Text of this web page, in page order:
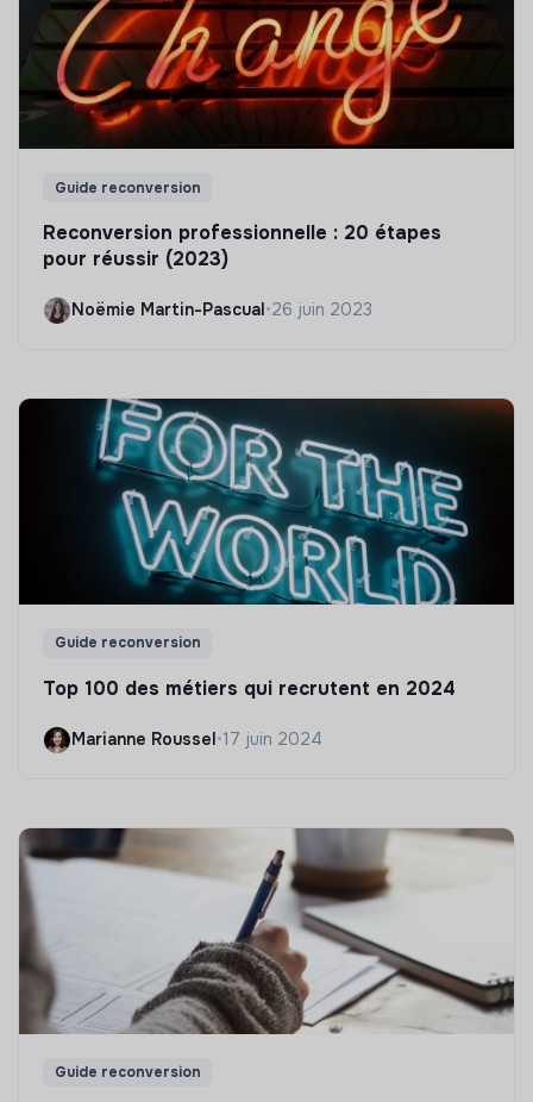
Guide reconversion
Reconversion professionnelle : 20 étapes
pour réussir (2023)
Noëmie Martin-Pascual •26 juin 2023
Guide reconversion
Top 100 des métiers qui recrutent en 2024
Marianne Roussel•17 juin 2024
Guide reconversion